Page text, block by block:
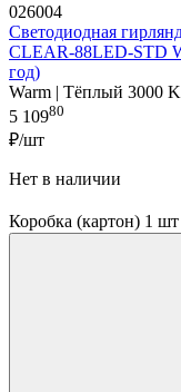
026004
Светодиодная
CLEAR-88LED-STD
год)
Warm | Тёплый 3000 K
5 10980
₽/шт
Нет в наличии
Коробка (картон) 1